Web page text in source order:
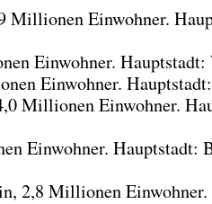
Millionen Einwohner.
Einwohner. Hauptstadt:
Einwohner.
Millionen Einwohner.
Einwohner. Hauptstadt:
2,8 Millionen